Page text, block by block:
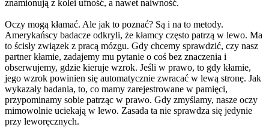
znamionują z kolei ufność, a nawet naiwność.
Oczy mogą kłamać. Ale jak to poznać? Są i na to metody.
Amerykańscy badacze odkryli, że kłamcy często patrzą w lewo. Ma
to ścisły związek z pracą mózgu. Gdy chcemy sprawdzić, czy nasz
partner kłamie, zadajemy mu pytanie o coś bez znaczenia i
obserwujemy, gdzie kieruje wzrok. Jeśli w prawo, to gdy kłamie,
jego wzrok powinien się automatycznie zwracać w lewą stronę. Jak
wykazały badania, to, co mamy zarejestrowane w pamięci,
przypominamy sobie patrząc w prawo. Gdy zmyślamy, nasze oczy
mimowolnie uciekają w lewo. Zasada ta nie sprawdza się jedynie
przy leworęcznych.